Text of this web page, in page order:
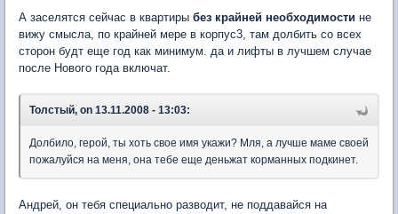
А заселятся сейчас в квартиры без крайней необходимости не
вижу смысла, по крайней мере в корпус3, там долбить со всех
сторон будт еще год как минимум. да и лифты в лучшем случае
после Нового года включат.
Толстый, on 13.11.2008 - 13:03:
Долбило, герой, ты хоть свое имя укажи? Мля, а лучше маме своей
пожалуйся на меня, она тебе еще деньжат корманных подкинет.
Андрей, он тебя специально разводит, не поддавайся на